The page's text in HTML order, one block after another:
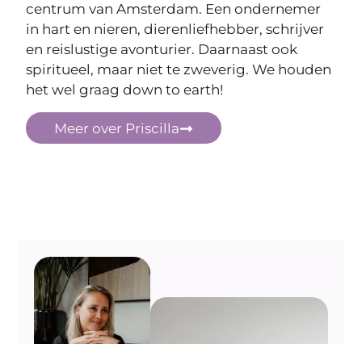
centrum van Amsterdam. Een ondernemer
in hart en nieren, dierenliefhebber, schrijver
en reislustige avonturier. Daarnaast ook
spiritueel, maar niet te zweverig. We houden
het wel graag down to earth!
Meer over Priscilla